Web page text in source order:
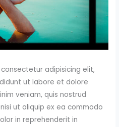
adipisicing elit,
ut labore et dolore
veniam, quis nostrud
ut aliquip ex ea commodo
in reprehenderit in